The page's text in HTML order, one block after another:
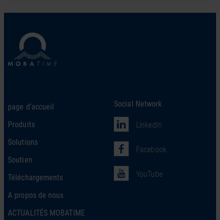
page d’accueil
Produits
Solutions
Soutien
Téléchargements
A propos de nous
ACTUALITÉS MOBATIME
Social Network
LinkedIn
Facebook
YouTube